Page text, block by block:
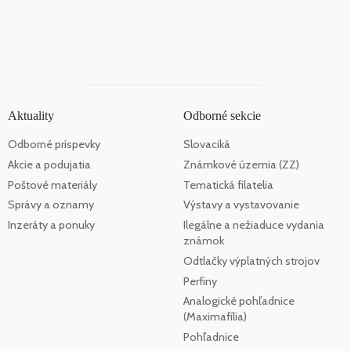
Aktuality
Odborné príspevky
Akcie a podujatia
Poštové materiály
Správy a oznamy
Inzeráty a ponuky
Odborné sekcie
Slovaciká
Známkové územia (ZZ)
Tematická filatelia
Výstavy a vystavovanie
Ilegálne a nežiaduce vydania
známok
Odtlačky výplatných strojov
Perfiny
Analogické pohľadnice
(Maximafília)
Pohľadnice